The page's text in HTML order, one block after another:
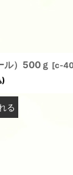
ル）500ｇ [c-
)
る